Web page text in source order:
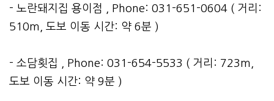
- 노란돼지집 용이점 , Phone: 031-651-0604 ( 거리:
510m, 도보 이동 시간: 약 6분 )
- 소담횟집 , Phone: 031-654-5533 ( 거리: 723m,
도보 이동 시간: 약 9분 )